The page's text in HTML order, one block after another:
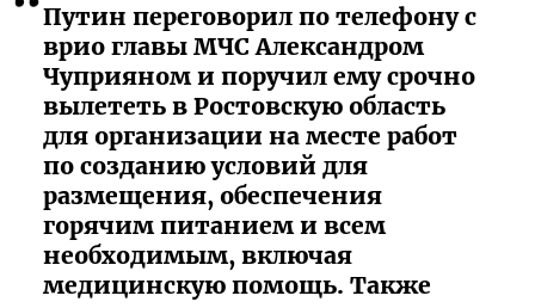
Путин переговорил по телефону с
врио главы МЧС Александром
Чуприяном и поручил ему срочно
вылететь в Ростовскую область
для организации на месте работ
по созданию условий для
размещения, обеспечения
горячим питанием и всем
необходимым, включая
медицинскую помощь. Также